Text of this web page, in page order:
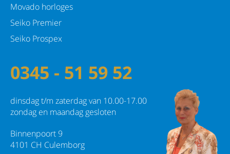
Movado horloges
Seiko Premier
Seiko Prospex
0345 - 51 59 52
dinsdag t/m zaterdag van 10.00-17.00
zondag en maandag gesloten
Binnenpoort 9
4101 CH Culemborg